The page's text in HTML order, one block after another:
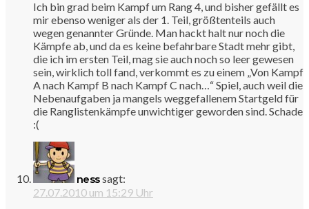
Ich bin grad beim Kampf um Rang 4, und bisher gefällt es
mir ebenso weniger als der 1. Teil, größtenteils auch
wegen genannter Gründe. Man hackt halt nur noch die
Kämpfe ab, und da es keine befahrbare Stadt mehr gibt,
die ich im ersten Teil, mag sie auch noch so leer gewesen
sein, wirklich toll fand, verkommt es zu einem „Von Kampf
A nach Kampf B nach Kampf C nach…“ Spiel, auch weil die
Nebenaufgaben ja mangels weggefallenem Startgeld für
die Ranglistenkämpfe unwichtiger geworden sind. Schade
:(
nesssagt:
27.07.2010 um 15:29 Uhr